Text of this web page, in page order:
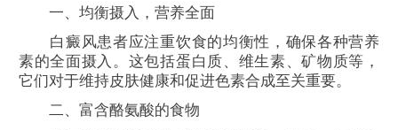
一、均衡摄入，营养全面
白癜风患者应注重饮食的均衡性，确保各种营养
素的全面摄入。这包括蛋白质、维生素、矿物质等，
它们对于维持皮肤健康和促进色素合成至关重要。
二、富含酪氨酸的食物